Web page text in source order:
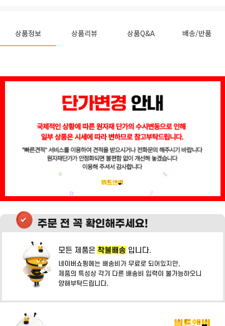
상품정보 상품리뷰 상품Q&A 배송/반품